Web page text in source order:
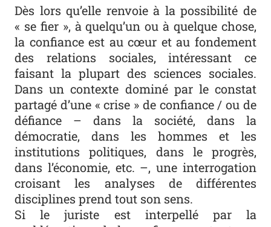
Dès lors qu’elle renvoie à la possibilité de
« se fier », à quelqu’un ou à quelque chose,
la confiance est au cœur et au fondement
des relations sociales, intéressant ce
faisant la plupart des sciences sociales.
Dans un contexte dominé par le constat
partagé d’une « crise » de confiance / ou de
défiance – dans la société, dans la
démocratie, dans les hommes et les
institutions politiques, dans le progrès,
dans l’économie, etc. –, une interrogation
croisant les analyses de différentes
disciplines prend tout son sens.
Si le juriste est interpellé par la